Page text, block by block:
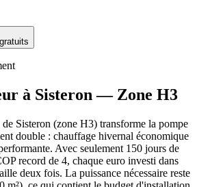
à Sisteron — Zone H3
Sisteron (zone H3) transforme la pompe
double : chauffage hivernal économique
Avec seulement 150 jours de
record de 4, chaque euro investi dans
deux fois. La puissance nécessaire reste